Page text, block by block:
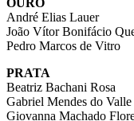
André Elias Lauer
João Vítor Bonifácio
Pedro Marcos de Vitro
PRATA
Beatriz Bachani Rosa
Gabriel Mendes do Valle
Giovanna Machado